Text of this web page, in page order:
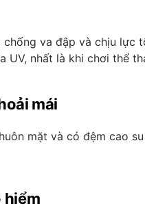
chống va đập và chịu lực
UV, nhất là khi chơi thể
mái
mặt và có đệm cao
hiểm